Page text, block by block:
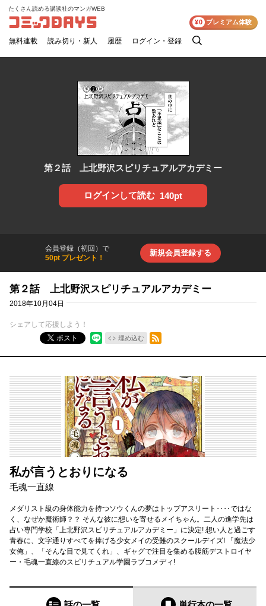
コミックDAYS
たくさん読める講談社のマンガWEB
無料連載 読み切り・新人 履歴 ログイン・登録
検
¥0 プレミアム体験
第２話 上北野沢スピリチュアルアカデミー
ログインして読む 140pt
会員登録（初回）で
50pt プレゼント！
新規会員登録する
第２話 上北野沢スピリチュアルアカデミー
2018年10月04日
シェアして応援しよう！
ポスト
埋め込む
RSSフィード
私が言うとおりになる
毛魂一直線
メダリスト級の身体能力を持つソウくんの夢はトップアスリート‥‥ではな
く、なぜか魔術師？？ そんな彼に想いを寄せるメイちゃん。二人の進学先は
占い専門学校「上北野沢スピリチュアルアカデミー」に決定! 想い人と過ごす
青春に、文字通りすべてを捧げる少女メイの受難のスクールデイズ! 「魔法少
女俺」、「そんな目で見てくれ」、ギャグで注目を集める腹筋デストロイヤ
ー・毛魂一直線のスピリチュアル学園ラブコメディ!